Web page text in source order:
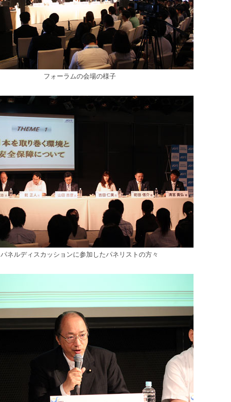
フォーラムの会場の様子
パネルディスカッションに参加したパネリストの方々